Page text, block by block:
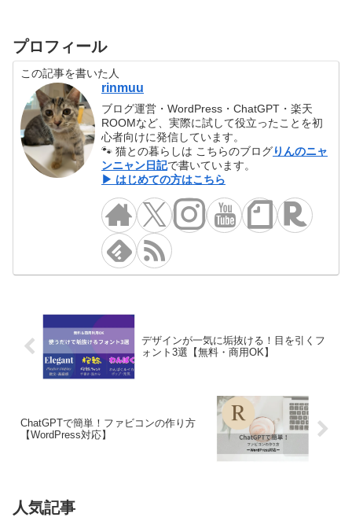
プロフィール
この記事を書いた人
rinmuu
ブログ運営・WordPress・ChatGPT・楽天
ROOMなど、実際に試して役立ったことを初
心者向けに発信しています。
🐾 猫との暮らしは こちらのブログりんのニャ
ンニャン日記で書いています。
▶ はじめての方はこちら
デザインが一気に垢抜ける！目を引くフ
ォント3選【無料・商用OK】
ChatGPTで簡単！ファビコンの作り方
【WordPress対応】
人気記事